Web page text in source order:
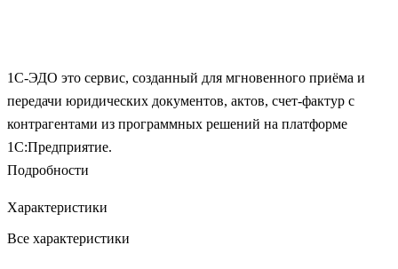
1С-ЭДО это сервис, созданный для мгновенного приёма и
передачи юридических документов, актов, счет-фактур с
контрагентами из программных решений на платформе
1С:Предприятие.
Подробности
Характеристики
Все характеристики